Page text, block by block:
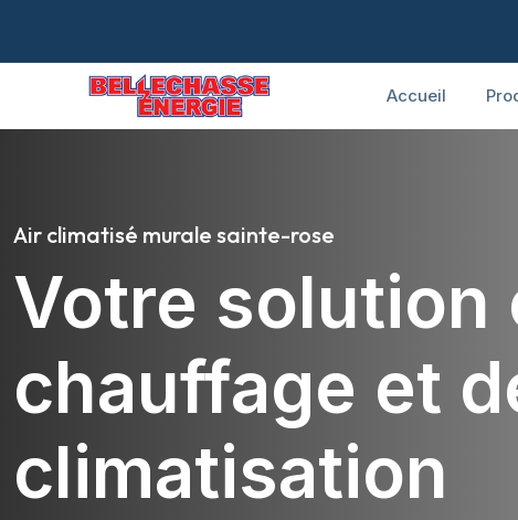
Accueil
Air climatisé murale sainte-rose
Votre solution
chauffage et
climatisation